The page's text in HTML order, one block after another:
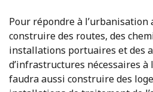
Pour répondre à l’urbanisation
construire des routes, des
installations portuaires et des
d’infrastructures nécessaires à
faudra aussi construire des